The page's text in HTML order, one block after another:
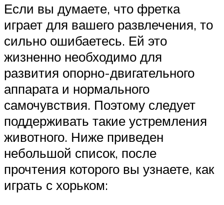
Если вы думаете, что фретка
играет для вашего развлечения, то
сильно ошибаетесь. Ей это
жизненно необходимо для
развития опорно-двигательного
аппарата и нормального
самочувствия. Поэтому следует
поддерживать такие устремления
животного. Ниже приведен
небольшой список, после
прочтения которого вы узнаете, как
играть с хорьком: